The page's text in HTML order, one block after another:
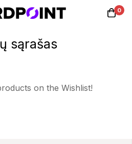
0
sąrašas
on the Wishlist!